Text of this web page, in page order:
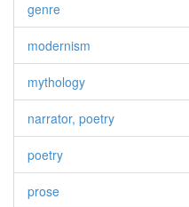
genre
modernism
mythology
narrator, poetry
poetry
prose